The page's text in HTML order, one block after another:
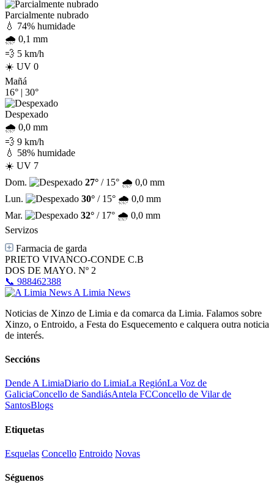
Parcialmente nubrado
💧 74% humidade
🌧️ 0,1 mm
💨 5 km/h
☀️ UV 0
Mañá
16° | 30°
Despexado
🌧️ 0,0 mm
💨 9 km/h
💧 58% humidade
☀️ UV 7
Dom.
27° / 15° 🌧️ 0,0 mm
Lun.
30° / 15° 🌧️ 0,0 mm
Mar.
32° / 17° 🌧️ 0,0 mm
Servizos
Farmacia de garda
PRIETO VIVANCO-CONDE C.B
DOS DE MAYO. Nº 2
📞 988462388
A Limia News
Noticias de Xinzo de Limia e da comarca da Limia. Falamos sobre
Xinzo, o Entroido, a Festa do Esquecemento e calquera outra noticia
de interés.
Seccións
Dende A LimiaDiario do LimiaLa RegiónLa Voz de
GaliciaConcello de SandiásAntela FCConcello de Vilar de
SantosBlogs
Etiquetas
Esquelas Concello Entroido Novas
Séguenos